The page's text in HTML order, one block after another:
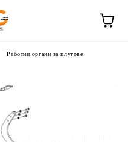
Работни органи за плугове